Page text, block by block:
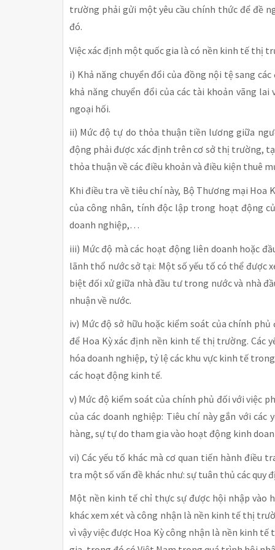
trường phải gửi một yêu cầu chính thức để đề
đó.
Việc xác định một quốc gia là có nền kinh tế thị
i) Khả năng chuyển đổi của đồng nội tệ sang
khả năng chuyển đổi của các tài khoản vãng
ngoại hối.
ii) Mức độ tự do thỏa thuận tiền lương giữa
động phải được xác định trên cơ sở thị trường,
thỏa thuận về các điều khoản và điều kiện thuê
Khi điều tra về tiêu chí này, Bộ Thương mại Hoa
của công nhân, tính độc lập trong hoạt động
doanh nghiệp,…
iii) Mức độ mà các hoạt động liên doanh hoặc
lãnh thổ nước sở tại: Một số yếu tố có thể được
biệt đối xử giữa nhà đầu tư trong nước và nhà
nhuận về nước.
iv) Mức độ sở hữu hoặc kiểm soát của chính
để Hoa Kỳ xác định nền kinh tế thị trường. Các
hóa doanh nghiệp, tỷ lệ các khu vực kinh tế
các hoạt động kinh tế.
v) Mức độ kiểm soát của chính phủ đối với việc
của các doanh nghiệp: Tiêu chí này gắn với
hàng, sự tự do tham gia vào hoạt động kinh
vi) Các yếu tố khác mà cơ quan tiến hành điều
tra một số vấn đề khác như: sự tuân thủ các quy
Một nền kinh tế chỉ thực sự được hội nhập
khác xem xét và công nhận là nền kinh tế thị
vì vậy việc được Hoa Kỳ công nhận là nền kinh